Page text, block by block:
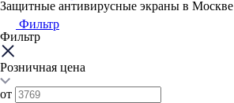
Защитные антивирусные экраны в Москве
Фильтр
Фильтр
Розничная цена
от